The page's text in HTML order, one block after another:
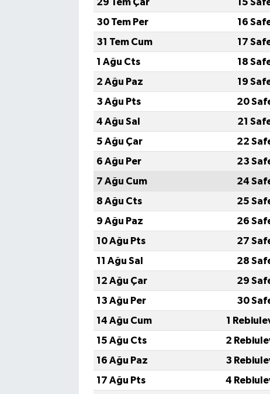
30 Tem Per
16
31 Tem Cum
17
1 Ağu Cts
18
2 Ağu Paz
19
3 Ağu Pts
20
4 Ağu Sal
21
5 Ağu Çar
22
6 Ağu Per
23
7 Ağu Cum
24
8 Ağu Cts
25
9 Ağu Paz
26
10 Ağu Pts
27
11 Ağu Sal
28
12 Ağu Çar
29
13 Ağu Per
30
14 Ağu Cum
1
15 Ağu Cts
2
16 Ağu Paz
3
17 Ağu Pts
4